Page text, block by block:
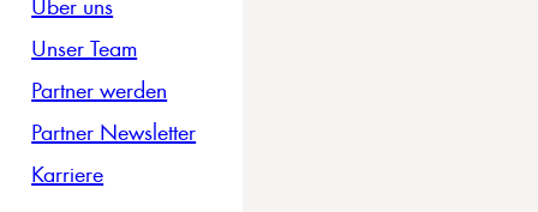
Unser Team
Partner werden
Partner Newsletter
Karriere